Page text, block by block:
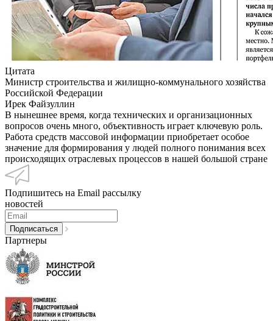
Цитата
Министр строительства и жилищно-коммунального хозяйства
Российской Федерации
Ирек Файзуллин
В нынешнее время, когда технических и организационных
вопросов очень много, объективность играет ключевую роль.
Работа средств массовой информации приобретает особое
значение для формирования у людей полного понимания всех
происходящих отраслевых процессов в нашей большой стране
Подпишитесь на Email рассылку
новостей
Партнеры